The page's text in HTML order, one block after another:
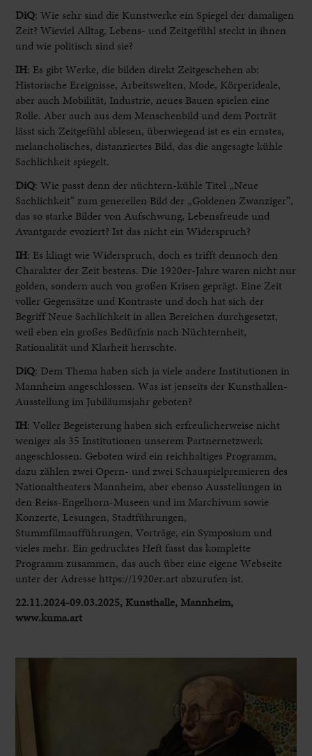
DiQ: Wie sehr sind die Kunstwerke ein Spiegel der damaligen
Zeit? Wieviel Alltag, Lebens- und Zeitgefühl steckt in ihnen
und wie politisch sind sie?
IH:Es gibt Werke, die bilden direkt Zeitgeschehen ab:
Historische Ereignisse, Arbeitswelten, Mode, Körperideale,
aber auch Mobilität, Industrie, neues Bauen spielen eine
Rolle. Aber auch aus dem Menschenbild und dem Porträt
lässt sich Zeitgefühl ablesen, überwiegend ist es ein ernstes,
melancholisches, distanziertes Bild, das die angesagte kühle
Sachlichkeit spiegelt.
DiQ:Wie passt denn der nüchtern-kühle Titel „Neue
Sachlichkeit“ zum generellen Bild der „Goldenen Zwanziger“,
das so starke Bilder von Aufschwung, Lebensfreude und
Avantgarde evoziert? Ist das nicht ein Widerspruch?
IH: Es klingt wie Widerspruch, doch es trifft dennoch den
Charakter der Zeit bestens. Die 1920er-Jahre waren nicht nur
golden, sondern auch von großen Krisen geprägt. Eine Zeit
voller Gegensätze und Kontraste und doch hat sich der
Begriff Neue Sachlichkeit in allen Bereichen durchgesetzt,
weil eben ein großes Bedürfnis nach Nüchternheit,
Rationalität und Klarheit herrschte.
DiQ: Dem Thema haben sich ja viele andere Institutionen in
Mannheim angeschlossen. Was ist jenseits der Kunsthallen-
Ausstellung im Jubiläumsjahr geboten?
IH:Voller Begeisterung haben sich erfreulicherweise nicht
weniger als 35 Institutionen unserem Partnernetzwerk
angeschlossen. Geboten wird ein reichhaltiges Programm,
dazu zählen zwei Opern- und zwei Schauspielpremieren des
Nationaltheaters Mannheim, aber ebenso Ausstellungen in
den Reiss-Engelhorn-Museen und im Marchivum sowie
Konzerte, Lesungen, Stadtführungen,
Stummfilmaufführungen, Vorträge, ein Symposium und
vieles mehr. Ein gedrucktes Heft fasst das komplette
Programm zusammen, das auch über eine eigene Webseite
unter der Adresse https://1920er.art abzurufen ist.
22.11.2024-09.03.2025, Kunsthalle, Mannheim,
www.kuma.art